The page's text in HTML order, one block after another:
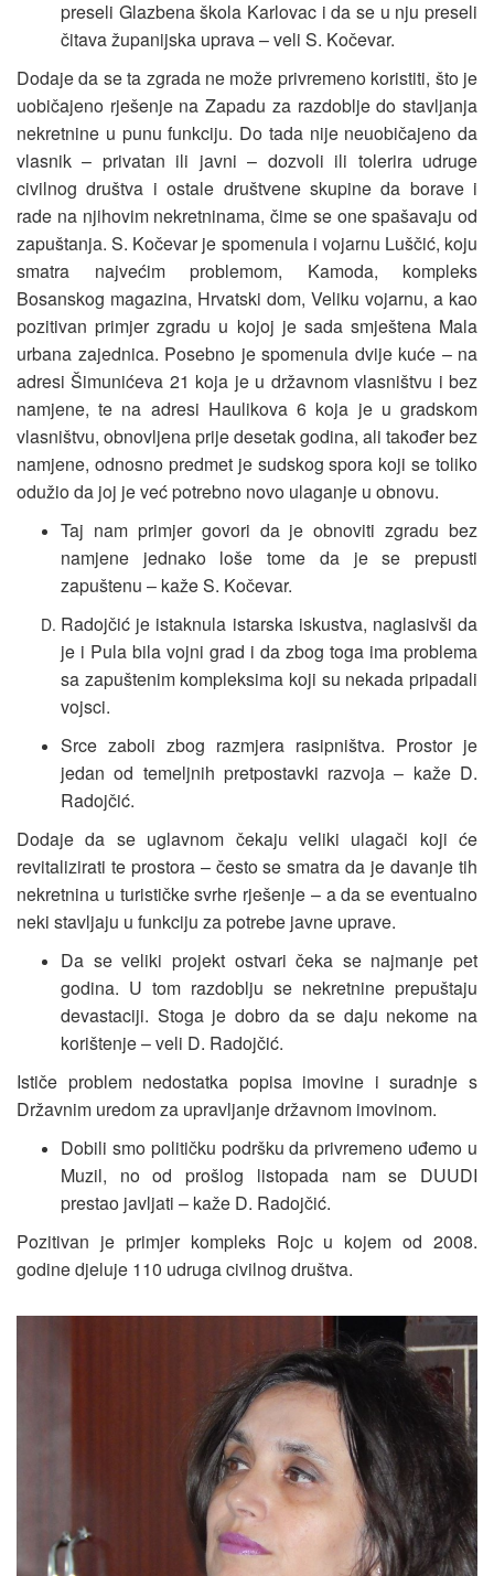
preseli Glazbena škola Karlovac i da se u nju preseli
čitava županijska uprava – veli S. Kočevar.
Dodaje da se ta zgrada ne može privremeno koristiti, što je
uobičajeno rješenje na Zapadu za razdoblje do stavljanja
nekretnine u punu funkciju. Do tada nije neuobičajeno da
vlasnik – privatan ili javni – dozvoli ili tolerira udruge
civilnog društva i ostale društvene skupine da borave i
rade na njihovim nekretninama, čime se one spašavaju od
zapuštanja. S. Kočevar je spomenula i vojarnu Luščić, koju
smatra najvećim problemom, Kamoda, kompleks
Bosanskog magazina, Hrvatski dom, Veliku vojarnu, a kao
pozitivan primjer zgradu u kojoj je sada smještena Mala
urbana zajednica. Posebno je spomenula dvije kuće – na
adresi Šimunićeva 21 koja je u državnom vlasništvu i bez
namjene, te na adresi Haulikova 6 koja je u gradskom
vlasništvu, obnovljena prije desetak godina, ali također bez
namjene, odnosno predmet je sudskog spora koji se toliko
odužio da joj je već potrebno novo ulaganje u obnovu.
Taj nam primjer govori da je obnoviti zgradu bez
namjene jednako loše tome da je se prepusti
zapuštenu – kaže S. Kočevar.
Radojčić je istaknula istarska iskustva, naglasivši da
je i Pula bila vojni grad i da zbog toga ima problema
sa zapuštenim kompleksima koji su nekada pripadali
vojsci.
Srce zaboli zbog razmjera rasipništva. Prostor je
jedan od temeljnih pretpostavki razvoja – kaže D.
Radojčić.
Dodaje da se uglavnom čekaju veliki ulagači koji će
revitalizirati te prostora – često se smatra da je davanje tih
nekretnina u turističke svrhe rješenje – a da se eventualno
neki stavljaju u funkciju za potrebe javne uprave.
Da se veliki projekt ostvari čeka se najmanje pet
godina. U tom razdoblju se nekretnine prepuštaju
devastaciji. Stoga je dobro da se daju nekome na
korištenje – veli D. Radojčić.
Ističe problem nedostatka popisa imovine i suradnje s
Državnim uredom za upravljanje državnom imovinom.
Dobili smo političku podršku da privremeno uđemo u
Muzil, no od prošlog listopada nam se DUUDI
prestao javljati – kaže D. Radojčić.
Pozitivan je primjer kompleks Rojc u kojem od 2008.
godine djeluje 110 udruga civilnog društva.